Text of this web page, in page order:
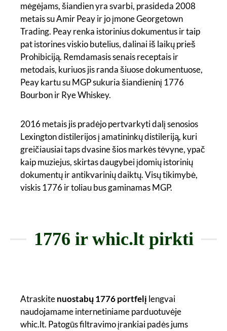
mėgėjams, šiandien yra svarbi, prasideda 2008
metais su Amir Peay ir jo įmone Georgetown
Trading. Peay renka istorinius dokumentus ir taip
pat istorines viskio butelius, dalinai iš laikų prieš
Prohibiciją. Remdamasis senais receptais ir
metodais, kuriuos jis randa šiuose dokumentuose,
Peay kartu su MGP sukuria šiandieninį 1776
Bourbon ir Rye Whiskey.
2016 metais jis pradėjo pertvarkyti dalį senosios
Lexington distilerijos į amatininkų distileriją, kuri
greičiausiai taps dvasine šios markės tėvyne, ypač
kaip muziejus, skirtas daugybei įdomių istorinių
dokumentų ir antikvarinių daiktų. Visų tikimybė,
viskis 1776 ir toliau bus gaminamas MGP.
1776 ir whic.lt pirkti
Atraskitenuostabų 1776 portfelį lengvai
naudojamame internetiniame parduotuvėje
whic.lt. Patogūs filtravimo įrankiai padės jums